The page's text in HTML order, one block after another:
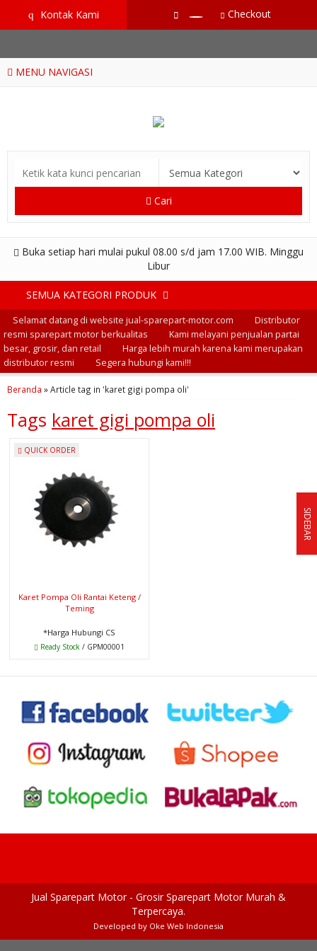
google-site-verification=RoKuikKKhptiWlhVH0-mBoWEpW-
YTG8htM_ix_Dp9Go
q Kontak Kami Checkout
MENU NAVIGASI
Cari
Buka setiap hari mulai pukul 08.00 s/d jam 17.00 WIB. Minggu
Libur
SEMUA KATEGORI PRODUK
Selamat datang di website jual-sparepart-motor.com
Distributor
resmi sparepart motor berkualitas
Kami melayani penjualan partai
besar, grosir, dan retail
Harga lebih murah karena kami merupakan
distributor resmi
Segera hubungi kami!!!
Beranda »Article tag in 'karet gigi pompa oli'
Tags karet gigi pompa oli
QUICK ORDER
Karet Pompa Oli Rantai Keteng /
Teming
*Harga Hubungi CS
Ready Stock / GPM00001
SIDEBAR
Jual Sparepart Motor - Grosir Sparepart Motor Murah &
Terpercaya.
Developed by Oke Web Indonesia